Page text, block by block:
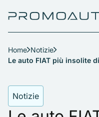
Home Notizie
Le auto FIAT più insolite
Notizie